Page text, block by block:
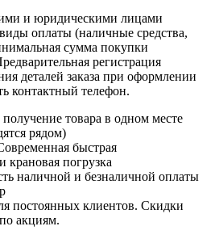
и юридическими лицами
оплаты (наличные средства,
сумма покупки
регистрация
деталей заказа при оформлении
контактный телефон.
товара в одном месте
рядом)
быстрая
крановая погрузка
наличной и безналичной оплаты
постоянных клиентов. Скидки
акциям.